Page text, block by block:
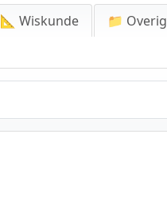
📐 Wiskunde 📁 Overig